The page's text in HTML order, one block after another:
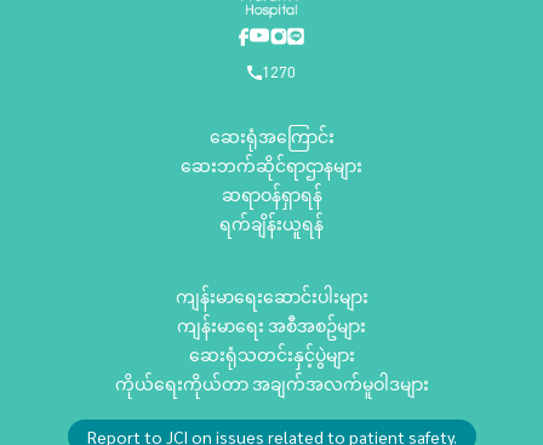
1270
ဆေးရုံအကြောင်း
ဆေးဘက်ဆိုင်ရာဌာနများ
ဆရာဝန်ရှာရန်
ရက်ချိန်းယူရန်
ကျန်းမာရေးဆောင်းပါးများ
ကျန်းမာရေး အစီအစဥ်များ
ဆေးရုံသတင်းနှင့်ပွဲများ
ကိုယ်ရေးကိုယ်တာ အချက်အလက်မူဝါဒများ
Report to JCI on issues related to patient safety.